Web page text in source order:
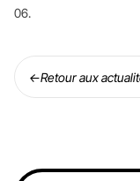
06.
←Retour aux